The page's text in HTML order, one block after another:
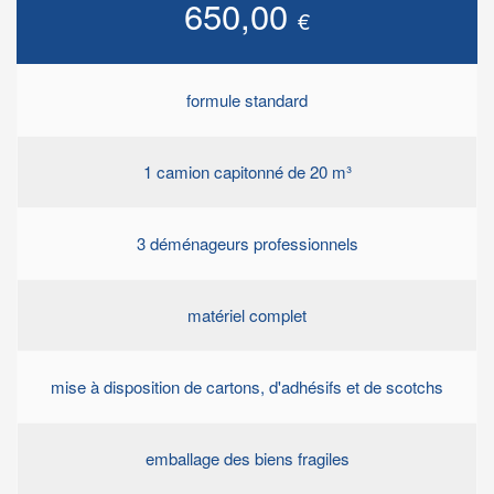
650,00 €
formule standard
1 camion capitonné de 20 m³
3 déménageurs professionnels
matériel complet
mise à disposition de cartons, d'adhésifs et de scotchs
emballage des biens fragiles